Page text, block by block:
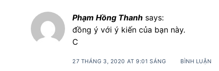
Phạm Hồng Thanh says:
đồng ý với ý kiến của bạn này.
C
27 THÁNG 3, 2020 AT 9:01 SÁNG BÌNH LUẬN